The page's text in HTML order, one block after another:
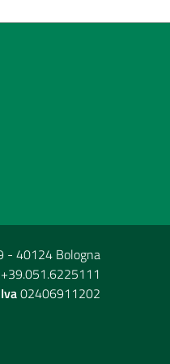
- 40124 Bologna
+39.051.6225111
02406911202